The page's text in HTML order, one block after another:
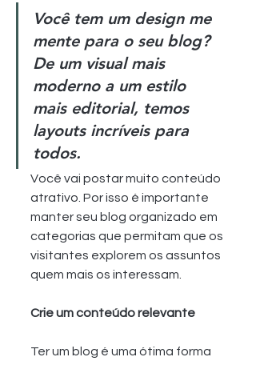
Você tem um design me
mente para o seu blog?
De um visual mais
moderno a um estilo
mais editorial, temos
layouts incríveis para
todos.
Você vai postar muito conteúdo
atrativo. Por isso é importante
manter seu blog organizado em
categorias que permitam que os
visitantes explorem os assuntos
quem mais os interessam.
Crie um conteúdo relevante
Ter um blog é uma ótima forma